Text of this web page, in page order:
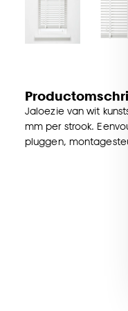
Jaloezie van wit
mm per strook.
pluggen,